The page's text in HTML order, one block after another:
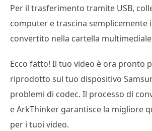
Per il trasferimento tramite USB,
computer e trascina semplicemente
convertito nella cartella
Ecco fatto! Il tuo video è ora pronto
riprodotto sul tuo dispositivo
problemi di codec. Il processo di
e ArkThinker garantisce la migliore
per i tuoi video.